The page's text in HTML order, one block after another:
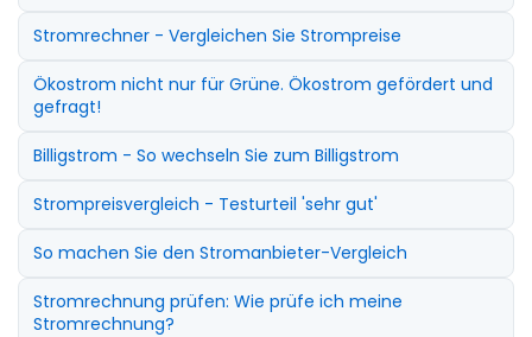
Stromrechner - Vergleichen Sie Strompreise
Ökostrom nicht nur für Grüne. Ökostrom gefördert und
gefragt!
Billigstrom - So wechseln Sie zum Billigstrom
Strompreisvergleich - Testurteil 'sehr gut'
So machen Sie den Stromanbieter-Vergleich
Stromrechnung prüfen: Wie prüfe ich meine
Stromrechnung?